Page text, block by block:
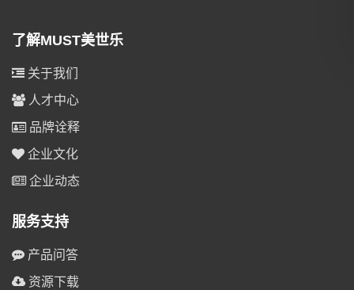
了解MUST美世乐
关于我们
人才中心
品牌诠释
企业文化
企业动态
服务支持
产品问答
资源下载